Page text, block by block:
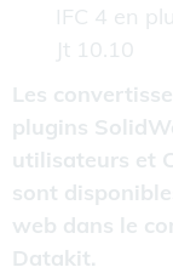
IFC 4 en
Jt 10.10
Les
plugins
utilisateurs et
sont
web dans le
Datakit.